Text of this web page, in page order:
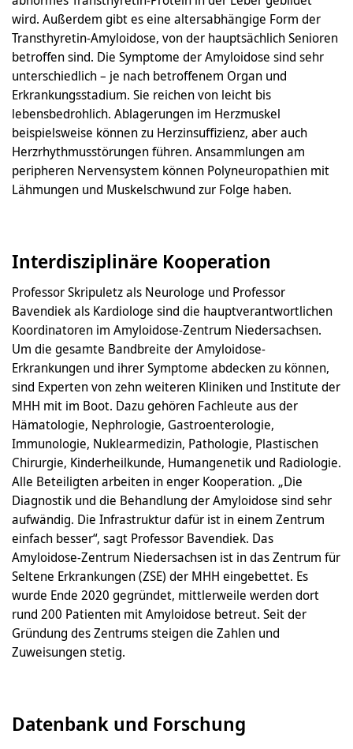
wird. Außerdem gibt es eine altersabhängige Form der
Transthyretin-Amyloidose, von der hauptsächlich Senioren
betroffen sind. Die Symptome der Amyloidose sind sehr
unterschiedlich – je nach betroffenem Organ und
Erkrankungsstadium. Sie reichen von leicht bis
lebensbedrohlich. Ablagerungen im Herzmuskel
beispielsweise können zu Herzinsuffizienz, aber auch
Herzrhythmusstörungen führen. Ansammlungen am
peripheren Nervensystem können Polyneuropathien mit
Lähmungen und Muskelschwund zur Folge haben.
Interdisziplinäre Kooperation
Professor Skripuletz als Neurologe und Professor
Bavendiek als Kardiologe sind die hauptverantwortlichen
Koordinatoren im Amyloidose-Zentrum Niedersachsen.
Um die gesamte Bandbreite der Amyloidose-
Erkrankungen und ihrer Symptome abdecken zu können,
sind Experten von zehn weiteren Kliniken und Institute der
MHH mit im Boot. Dazu gehören Fachleute aus der
Hämatologie, Nephrologie, Gastroenterologie,
Immunologie, Nuklearmedizin, Pathologie, Plastischen
Chirurgie, Kinderheilkunde, Humangenetik und Radiologie.
Alle Beteiligten arbeiten in enger Kooperation. „Die
Diagnostik und die Behandlung der Amyloidose sind sehr
aufwändig. Die Infrastruktur dafür ist in einem Zentrum
einfach besser“, sagt Professor Bavendiek. Das
Amyloidose-Zentrum Niedersachsen ist in das Zentrum für
Seltene Erkrankungen (ZSE) der MHH eingebettet. Es
wurde Ende 2020 gegründet, mittlerweile werden dort
rund 200 Patienten mit Amyloidose betreut. Seit der
Gründung des Zentrums steigen die Zahlen und
Zuweisungen stetig.
Datenbank und Forschung